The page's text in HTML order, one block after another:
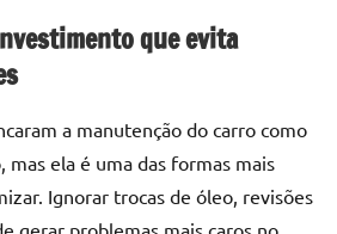
que evita
a manutenção do carro como
mas ela é uma das formas mais
Ignorar trocas de óleo, revisões